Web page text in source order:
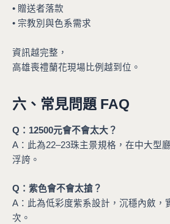
• 贈送者落款
• 宗教別與色系需求
資訊越完整，
高雄喪禮蘭花現場比例越到位。
六、常見問題 FAQ
Q：12500元會不會太大？
A：此為22–23珠主景規格，在中大型
浮誇。
Q：紫色會不會太搶？
A：此為低彩度紫系設計，沉穩內斂，
次。